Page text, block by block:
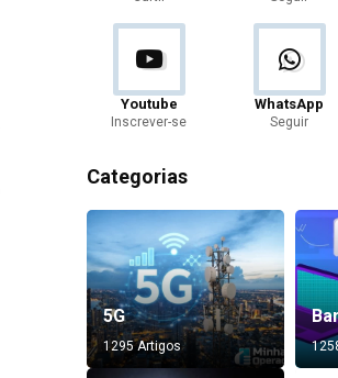
Youtube
Inscrever-se
WhatsApp
Seguir
Categorias
5G
1295 Artigos